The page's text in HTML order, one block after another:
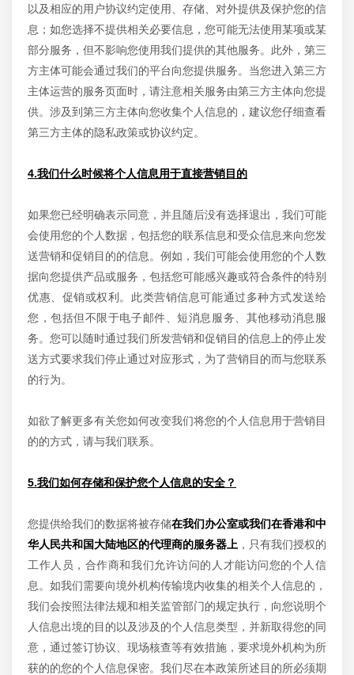
以及相应的用户协议约定使用、存储、对外提供及保护您的信
息；如您选择不提供相关必要信息，您可能无法使用某项或某
部分服务，但不影响您使用我们提供的其他服务。此外，第三
方主体可能会通过我们的平台向您提供服务。当您进入第三方
主体运营的服务页面时，请注意相关服务由第三方主体向您提
供。涉及到第三方主体向您收集个人信息的，建议您仔细查看
第三方主体的隐私政策或协议约定。
4.我们什么时候将个人信息用于直接营销目的
如果您已经明确表示同意，并且随后没有选择退出，我们可能
会使用您的个人数据，包括您的联系信息和受众信息来向您发
送营销和促销目的的信息。例如，我们可能会使用您的个人数
据向您提供产品或服务，包括您可能感兴趣或符合条件的特别
优惠、促销或权利。此类营销信息可能通过多种方式发送给
您，包括但不限于电子邮件、短消息服务、其他移动消息服
务。您可以随时通过我们所发营销和促销目的信息上的停止发
送方式要求我们停止通过对应形式，为了营销目的而与您联系
的行为。
如欲了解更多有关您如何改变我们将您的个人信息用于营销目
的的方式，请与我们联系。
5.我们如何存储和保护您个人信息的安全？
您提供给我们的数据将被存储在我们办公室或我们在香港和中
华人民共和国大陆地区的代理商的服务器上 ，只有我们授权的
工作人员，合作商和我们允许访问的人才能访问您的个人信
息。如我们需要向境外机构传输境内收集的相关个人信息的，
我们会按照法律法规和相关监管部门的规定执行，向您说明个
人信息出境的目的以及涉及的个人信息类型，并新取得您的同
意，通过签订协议、现场核查等有效措施，要求境外机构为所
获的的您的个人信息保密。我们尽在本政策所述目的所必须期